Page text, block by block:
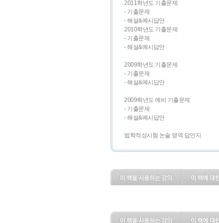
2011학년도 기출문제
- 기출문제
- 해설&예시답안
2010학년도 기출문제
- 기출문제
- 해설&예시답안
2009학년도 기출문제
- 기출문제
- 해설&예시답안
2009학년도 예비 기출문제
- 기출문제
- 해설&예시답안
법학적성시험 논술 영역 답안지